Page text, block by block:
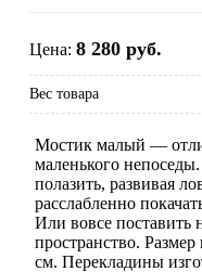
Цена:8 280 руб.
Вес товара
Мостик малый —
маленького
полазить, развивая
расслабленно
Или вовсе поставить
пространство.
см. Перекладины